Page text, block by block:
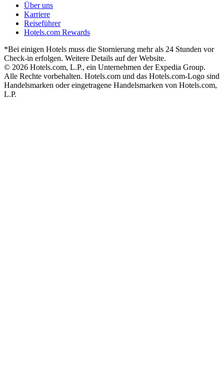
Über uns
Karriere
Reiseführer
Hotels.com Rewards
*Bei einigen Hotels muss die Stornierung mehr als 24 Stunden vor
Check-in erfolgen. Weitere Details auf der Website.
© 2026 Hotels.com, L.P., ein Unternehmen der Expedia Group.
Alle Rechte vorbehalten. Hotels.com und das Hotels.com-Logo sind
Handelsmarken oder eingetragene Handelsmarken von Hotels.com,
L.P.